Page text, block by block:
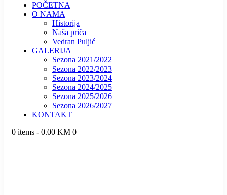
POČETNA
O NAMA
Historija
Naša priča
Vedran Puljić
GALERIJA
Sezona 2021/2022
Sezona 2022/2023
Sezona 2023/2024
Sezona 2024/2025
Sezona 2025/2026
Sezona 2026/2027
KONTAKT
0 items - 0.00 KM 0